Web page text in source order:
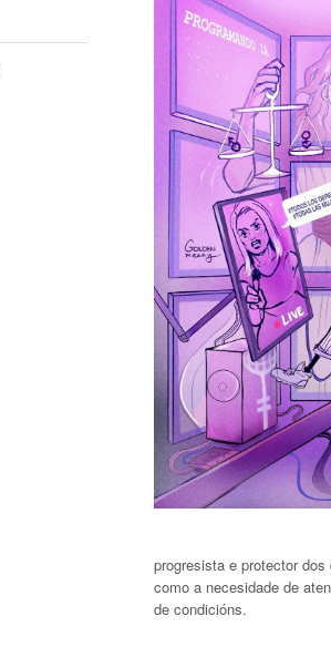
progresista e protector
como a necesidade de
de condicións.